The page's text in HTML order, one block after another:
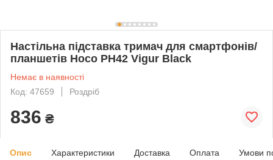
Настільна підставка тримач для смартфонів/
планшетів Hoco PH42 Vigur Black
Немає в наявності
Код: 47659
Роздріб
836 ₴
Опис Характеристики Доставка Оплата Умови